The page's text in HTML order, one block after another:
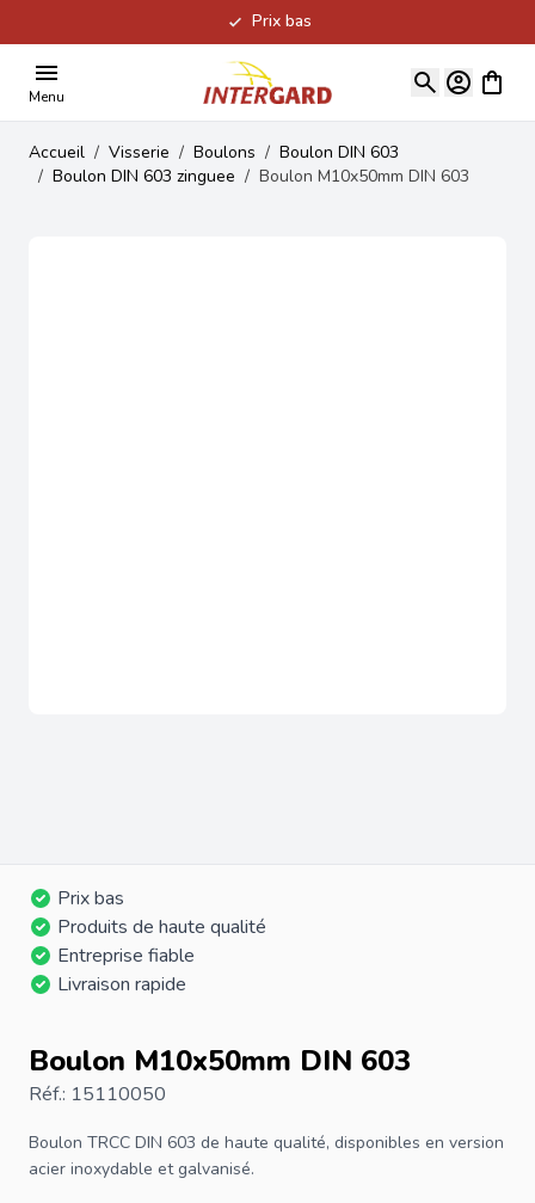
Prix bas
Menu
Voir
Accueil / Visserie / Boulons / Boulon DIN 603
/ Boulon DIN 603 zinguee / Boulon M10x50mm DIN 603
Prix bas
Produits de haute qualité
Entreprise fiable
Livraison rapide
Boulon M10x50mm DIN 603
Réf.: 15110050
Boulon TRCC DIN 603 de haute qualité, disponibles en version
acier inoxydable et galvanisé.